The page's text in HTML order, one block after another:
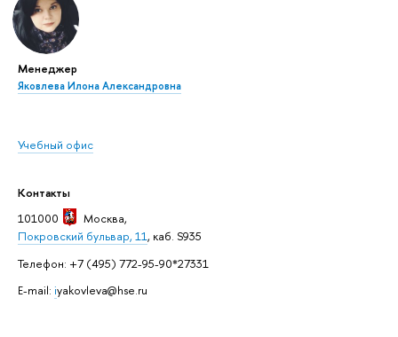
Менеджер
Яковлева Илона Александровна
Учебный офис
Контакты
101000
Москва,
Покровский бульвар, 11, каб. S935
Телефон: +7 (495) 772-95-90*27331
E-mail: iyakovleva@hse.ru